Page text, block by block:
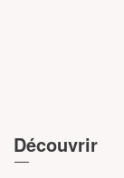
Découvrir